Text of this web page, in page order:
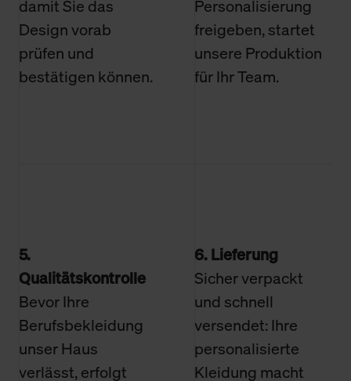
damit Sie das
Design vorab
prüfen und
bestätigen können.
Personalisierung
freigeben, startet
unsere Produktion
für Ihr Team.
5.
Qualitätskontrolle
Bevor Ihre
Berufsbekleidung
unser Haus
verlässt, erfolgt
6. Lieferung
Sicher verpackt
und schnell
versendet: Ihre
personalisierte
Kleidung macht